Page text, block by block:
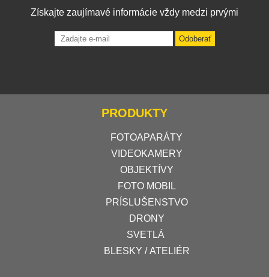
Získajte zaujímavé informácie vždy medzi prvými
Odoberať
PRODUKTY
FOTOAPARÁTY
VIDEOKAMERY
OBJEKTÍVY
FOTO MOBIL
PRÍSLUŠENSTVO
DRONY
SVETLÁ
BLESKY / ATELIÉR